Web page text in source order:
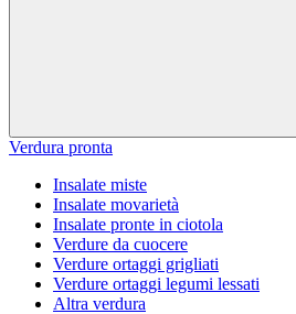
Verdura pronta
Insalate miste
Insalate movarietà
Insalate pronte in ciotola
Verdure da cuocere
Verdure ortaggi grigliati
Verdure ortaggi legumi lessati
Altra verdura